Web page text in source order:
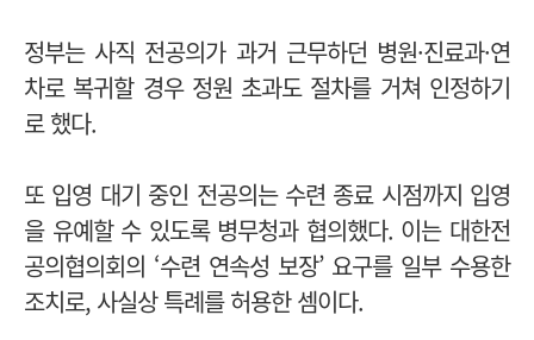
정부는 사직 전공의가 과거 근무하던 병원·진료과·연
차로 복귀할 경우 정원 초과도 절차를 거쳐 인정하기
로 했다.
또 입영 대기 중인 전공의는 수련 종료 시점까지 입영
을 유예할 수 있도록 병무청과 협의했다. 이는 대한전
공의협의회의 ‘수련 연속성 보장’ 요구를 일부 수용한
조치로, 사실상 특례를 허용한 셈이다.